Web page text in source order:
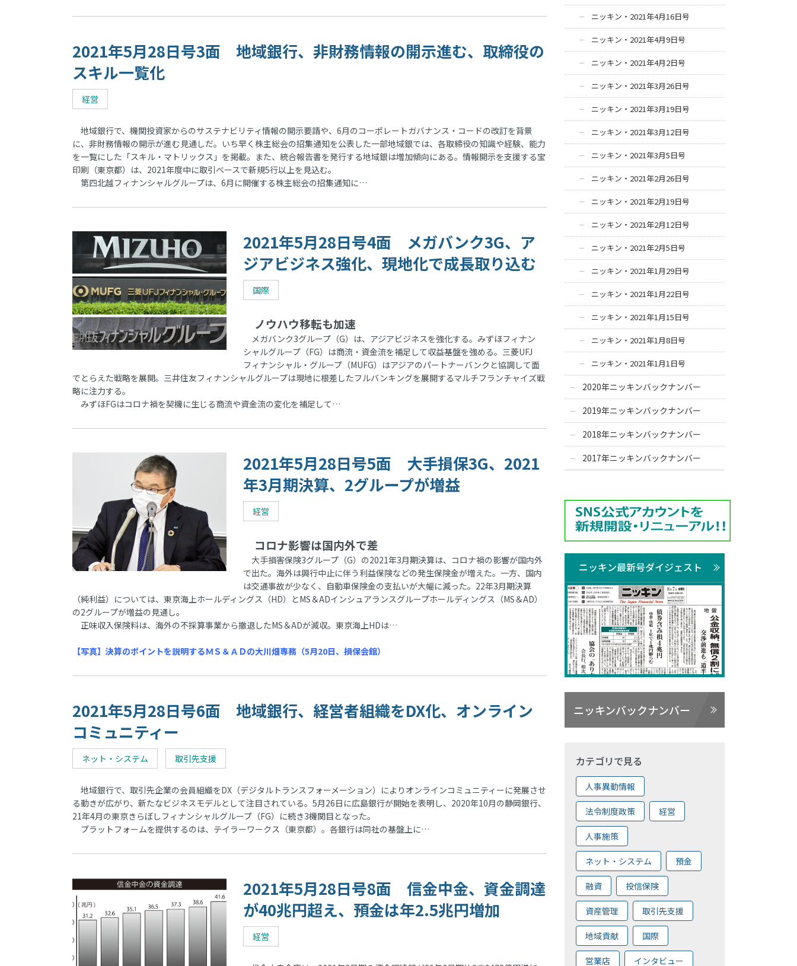
2021年5月28日号3面 地域銀行、非財務情報の開示進む、取締役の
スキル一覧化
経営
地域銀行で、機関投資家からのサステナビリティ情報の開示要請や、6月のコーポレートガバナンス・コードの改訂を背景
に、非財務情報の開示が進む見通しだ。いち早く株主総会の招集通知を公表した一部地域銀では、各取締役の知識や経験、能力
を一覧にした「スキル・マトリックス」を掲載。また、統合報告書を発行する地域銀は増加傾向にある。情報開示を支援する宝
印刷（東京都）は、2021年度中に取引ベースで新規5行以上を見込む。
第四北越フィナンシャルグループは、6月に開催する株主総会の招集通知に…
2021年5月28日号4面 メガバンク3G、ア
ジアビジネス強化、現地化で成長取り込む
国際
ノウハウ移転も加速
メガバンク3グループ（G）は、アジアビジネスを強化する。みずほフィナン
シャルグループ（FG）は商流・資金流を補足して収益基盤を強める。三菱UFJ
フィナンシャル・グループ（MUFG）はアジアのパートナーバンクと協調して面
でとらえた戦略を展開。三井住友フィナンシャルグループは現地に根差したフルバンキングを展開するマルチフランチャイズ戦
略に注力する。
みずほFGはコロナ禍を契機に生じる商流や資金流の変化を補足して…
2021年5月28日号5面 大手損保3G、2021
年3月期決算、2グループが増益
経営
コロナ影響は国内外で差
大手損害保険3グループ（G）の2021年3月期決算は、コロナ禍の影響が国内外
で出た。海外は興行中止に伴う利益保険などの発生保険金が増えた。一方、国内
は交通事故が少なく、自動車保険金の支払いが大幅に減った。22年3月期決算
（純利益）については、東京海上ホールディングス（HD）とMS＆ADインシュアランスグループホールディングス（MS＆AD）
の2グループが増益の見通し。
正味収入保険料は、海外の不採算事業から撤退したMS＆ADが減収。東京海上HDは…
【写真】決算のポイントを説明するＭＳ＆ＡＤの大川畑専務（5月20日、損保会館）
2021年5月28日号6面 地域銀行、経営者組織をDX化、オンライン
コミュニティー
ネット・システム 取引先支援
地域銀行で、取引先企業の会員組織をDX（デジタルトランスフォーメーション）によりオンラインコミュニティーに発展させ
る動きが広がり、新たなビジネスモデルとして注目されている。5月26日に広島銀行が開始を表明し、2020年10月の静岡銀行、
21年4月の東京きらぼしフィナンシャルグループ（FG）に続き3機関目となった。
プラットフォームを提供するのは、テイラーワークス（東京都）。各銀行は同社の基盤上に…
2021年5月28日号8面 信金中金、資金調達
が40兆円超え、預金は年2.5兆円増加
経営
ニッキン・2021年4月16日号
ニッキン・2021年4月9日号
ニッキン・2021年4月2日号
ニッキン・2021年3月26日号
ニッキン・2021年3月19日号
ニッキン・2021年3月12日号
ニッキン・2021年3月5日号
ニッキン・2021年2月26日号
ニッキン・2021年2月19日号
ニッキン・2021年2月12日号
ニッキン・2021年2月5日号
ニッキン・2021年1月29日号
ニッキン・2021年1月22日号
ニッキン・2021年1月15日号
ニッキン・2021年1月8日号
ニッキン・2021年1月1日号
2020年ニッキンバックナンバー
2019年ニッキンバックナンバー
2018年ニッキンバックナンバー
2017年ニッキンバックナンバー
ニッキン最新号ダイジェスト
ニッキンバックナンバー
カテゴリで見る
人事異動情報
法令制度政策 経営
人事施策
ネット・システム 預金
融資 投信保険
資産管理 取引先支援
地域貢献 国際
営業店 インタビュー